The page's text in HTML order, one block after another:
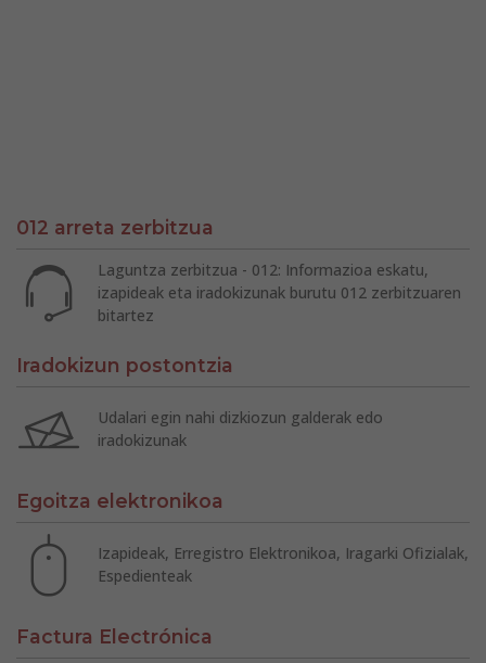
012 arreta zerbitzua
Laguntza zerbitzua - 012: Informazioa eskatu,
izapideak eta iradokizunak burutu 012 zerbitzuaren
bitartez
Iradokizun postontzia
Udalari egin nahi dizkiozun galderak edo
iradokizunak
Egoitza elektronikoa
Izapideak, Erregistro Elektronikoa, Iragarki Ofizialak,
Espedienteak
Factura Electrónica